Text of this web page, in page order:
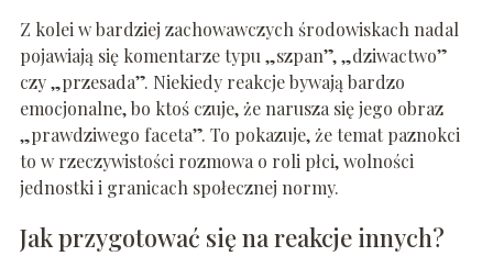
Z kolei w bardziej zachowawczych środowiskach nadal
pojawiają się komentarze typu „szpan”, „dziwactwo”
czy „przesada”. Niekiedy reakcje bywają bardzo
emocjonalne, bo ktoś czuje, że narusza się jego obraz
„prawdziwego faceta”. To pokazuje, że temat paznokci
to w rzeczywistości rozmowa o roli płci, wolności
jednostki i granicach społecznej normy.
Jak przygotować się na reakcje innych?